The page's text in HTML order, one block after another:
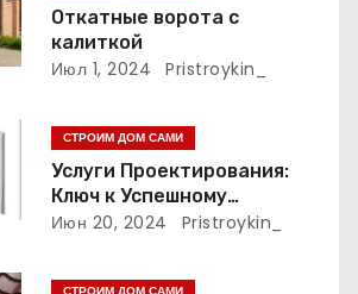
Откатные ворота с
калиткой
Июл 1, 2024 Pristroykin_
СТРОИМ ДОМ САМИ
Услуги Проектирования:
Ключ к Успешному
Реализации Ваших Идей
Июн 20, 2024 Pristroykin_